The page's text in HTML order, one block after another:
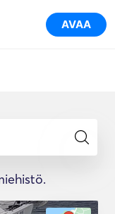
AVAA